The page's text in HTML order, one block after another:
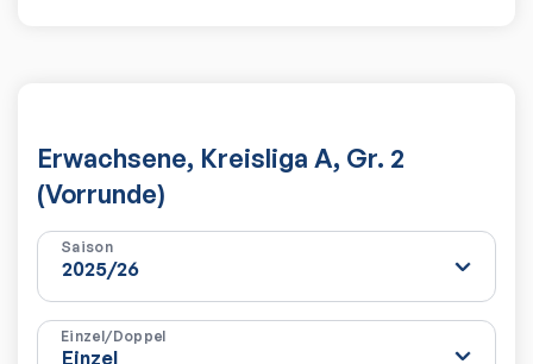
Erwachsene, Kreisliga A, Gr. 2
(Vorrunde)
Saison
Einzel/Doppel